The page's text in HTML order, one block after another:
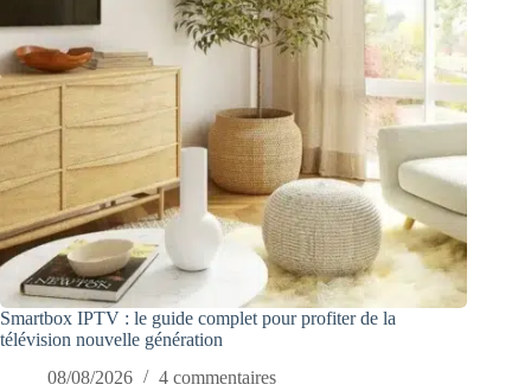
Smartbox IPTV : le guide complet pour profiter de la
télévision nouvelle génération
08/08/2026
4 commentaires